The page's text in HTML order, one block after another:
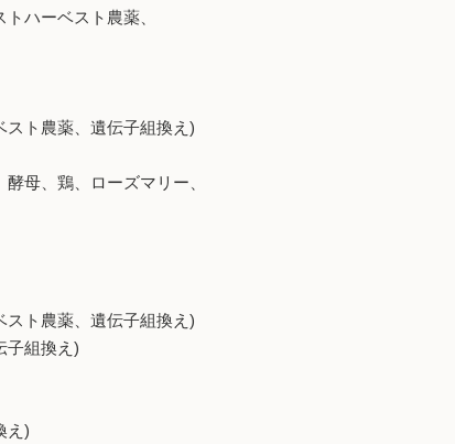
ハーベスト農薬、
スト農薬、遺伝子組換え)
母、鶏、ローズマリー、
スト農薬、遺伝子組換え)
子組換え)
え)